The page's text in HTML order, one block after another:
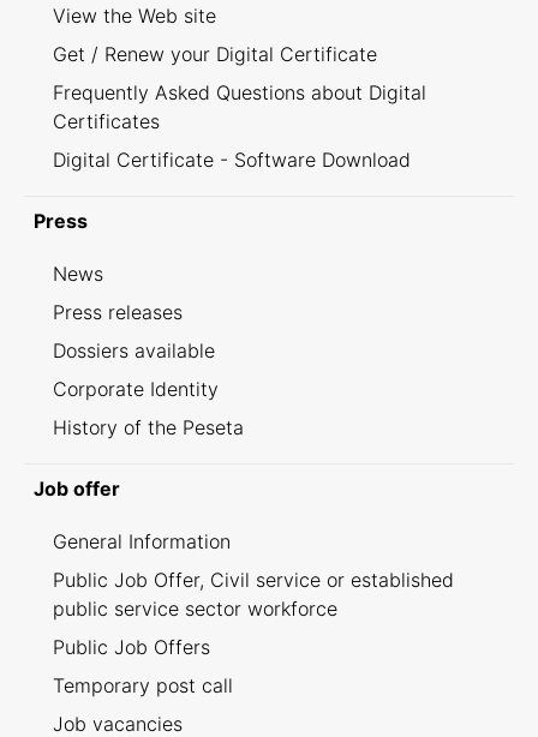
View the Web site
Get / Renew your Digital Certificate
Frequently Asked Questions about Digital
Certificates
Digital Certificate - Software Download
Press
News
Press releases
Dossiers available
Corporate Identity
History of the Peseta
Job offer
General Information
Public Job Offer, Civil service or established
public service sector workforce
Public Job Offers
Temporary post call
Job vacancies